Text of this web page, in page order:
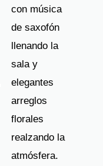
con música
de saxofón
llenando la
sala y
elegantes
arreglos
florales
realzando la
atmósfera.